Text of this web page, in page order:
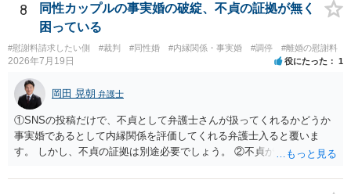
8
同性カップルの事実婚の破綻、不貞の証拠が無く
困っている
#慰謝料請求したい側 #裁判 #同性婚 #内縁関係・事実婚 #調停 #離婚の慰謝料
2026年7月19日 役にたった 1
岡田 晃朝 弁護士
①SNSの投稿だけで、不貞として弁護士さんが扱ってくれるかどうか
事実婚であるとして内縁関係を評価してくれる弁護士入ると覆いま
す。 しかし、不貞の証拠は別途必要でしょう。 ②不貞が認められない
消にあたるかどうか そこは協議の余地はあるかもしれませんが、離婚